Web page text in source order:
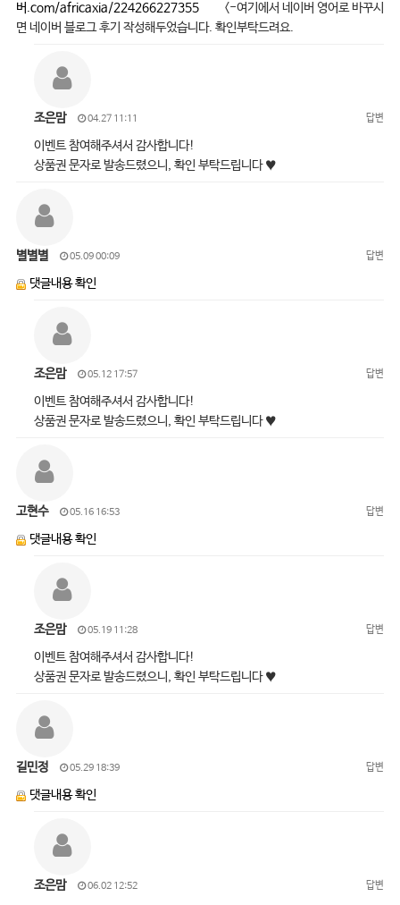
버.com/africaxia/224266227355<-여기에서 네이버 영어로 바꾸시
면 네이버 블로그 후기 작성해두었습니다. 확인부탁드려요.
조은맘 04.27 11:11 답변
이벤트 참여해주셔서 감사합니다!
상품권 문자로 발송드렸으니, 확인 부탁드립니다 ♥
별별별 05.09 00:09 답변
댓글내용 확인
조은맘 05.12 17:57 답변
이벤트 참여해주셔서 감사합니다!
상품권 문자로 발송드렸으니, 확인 부탁드립니다 ♥
고현수 05.16 16:53 답변
댓글내용 확인
조은맘 05.19 11:28 답변
이벤트 참여해주셔서 감사합니다!
상품권 문자로 발송드렸으니, 확인 부탁드립니다 ♥
길민정 05.29 18:39 답변
댓글내용 확인
조은맘 06.02 12:52 답변